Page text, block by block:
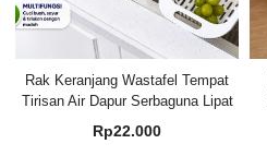
Rak Keranjang Wastafel Tempat
Tirisan Air Dapur Serbaguna Lipat
Rp22.000